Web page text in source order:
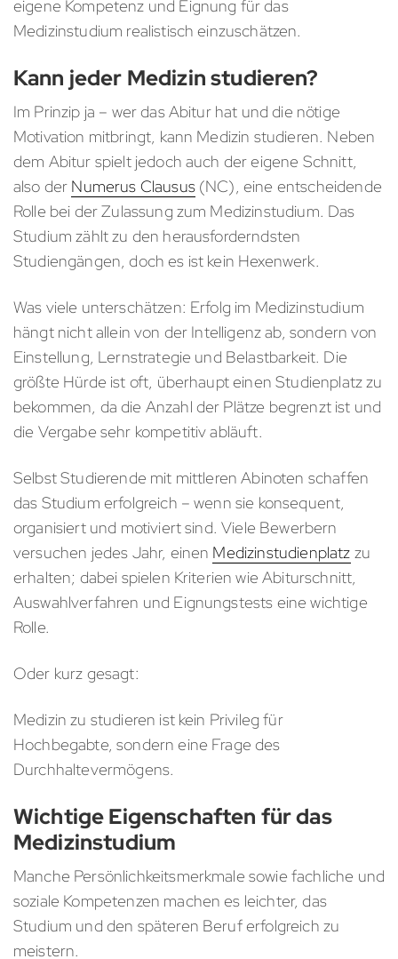
eigene Kompetenz und Eignung für das
Medizinstudium realistisch einzuschätzen.
Kann jeder Medizin studieren?
Im Prinzip ja – wer das Abitur hat und die nötige
Motivation mitbringt, kann Medizin studieren. Neben
dem Abitur spielt jedoch auch der eigene Schnitt,
also der Numerus Clausus(NC), eine entscheidende
Rolle bei der Zulassung zum Medizinstudium. Das
Studium zählt zu den herausforderndsten
Studiengängen, doch es ist kein Hexenwerk.
Was viele unterschätzen: Erfolg im Medizinstudium
hängt nicht allein von der Intelligenz ab, sondern von
Einstellung, Lernstrategie und Belastbarkeit. Die
größte Hürde ist oft, überhaupt einen Studienplatz zu
bekommen, da die Anzahl der Plätze begrenzt ist und
die Vergabe sehr kompetitiv abläuft.
Selbst Studierende mit mittleren Abinoten schaffen
das Studium erfolgreich – wenn sie konsequent,
organisiert und motiviert sind. Viele Bewerbern
versuchen jedes Jahr, einen Medizinstudienplatz zu
erhalten; dabei spielen Kriterien wie Abiturschnitt,
Auswahlverfahren und Eignungstests eine wichtige
Rolle.
Oder kurz gesagt:
Medizin zu studieren ist kein Privileg für
Hochbegabte, sondern eine Frage des
Durchhaltevermögens.
Wichtige Eigenschaften für das
Medizinstudium
Manche Persönlichkeitsmerkmale sowie fachliche und
soziale Kompetenzen machen es leichter, das
Studium und den späteren Beruf erfolgreich zu
meistern.